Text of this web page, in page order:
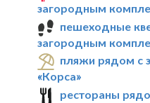
загородным
пешеходные
загородным
пляжи рядом с
«Корса»
рестораны